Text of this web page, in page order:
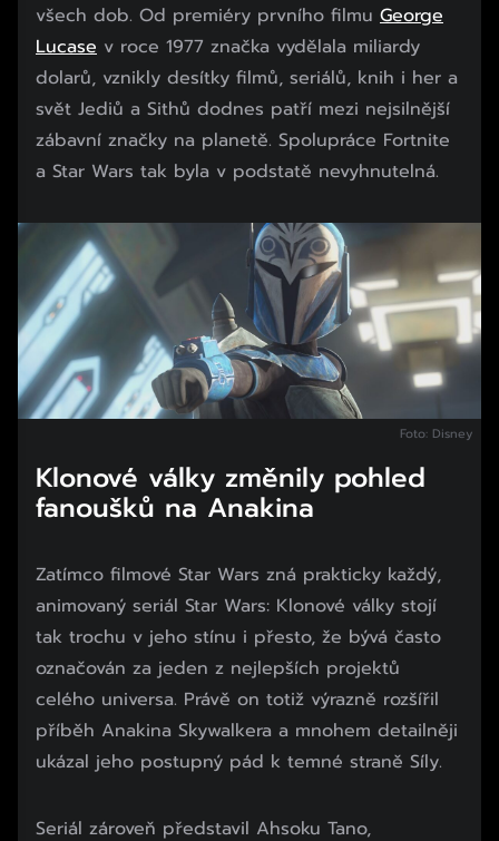
všech dob. Od premiéry prvního filmu George
Lucase v roce 1977 značka vydělala miliardy
dolarů, vznikly desítky filmů, seriálů, knih i her a
svět Jediů a Sithů dodnes patří mezi nejsilnější
zábavní značky na planetě. Spolupráce Fortnite
a Star Wars tak byla v podstatě nevyhnutelná.
Foto: Disney
Klonové války změnily pohled
fanoušků na Anakina
Zatímco filmové Star Wars zná prakticky každý,
animovaný seriál Star Wars: Klonové války stojí
tak trochu v jeho stínu i přesto, že bývá často
označován za jeden z nejlepších projektů
celého universa. Právě on totiž výrazně rozšířil
příběh Anakina Skywalkera a mnohem detailněji
ukázal jeho postupný pád k temné straně Síly.
Začátek reklamy
Seriál zároveň představil Ahsoku Tano,